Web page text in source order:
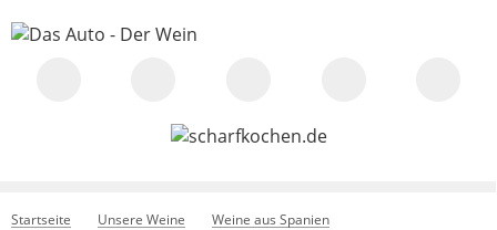
Startseite Unsere Weine
Weine aus Spanien